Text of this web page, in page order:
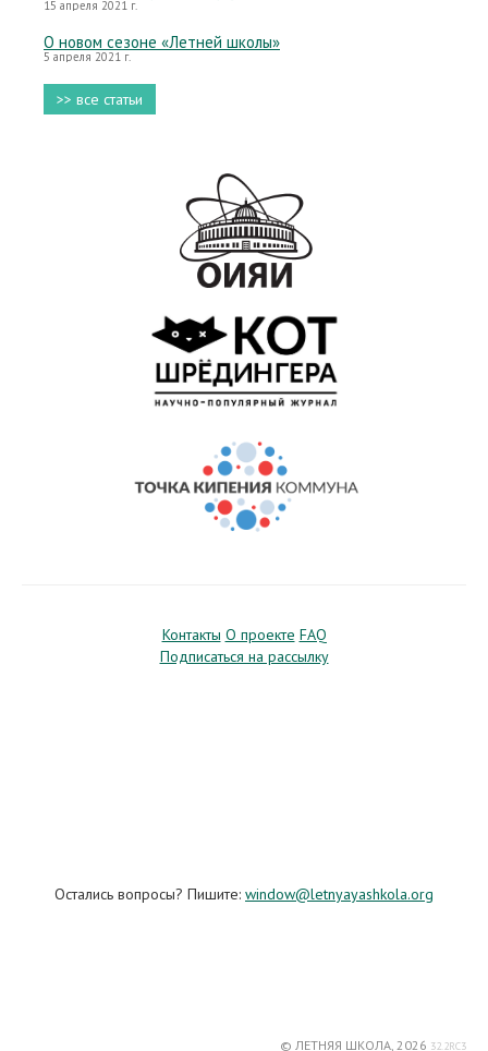
15 апреля 2021 г.
О новом сезоне «Летней школы»
5 апреля 2021 г.
>> все статьи
Контакты О проекте FAQ
Подписаться на рассылку
Остались вопросы? Пишите: window@letnyayashkola.org
© ЛЕТНЯЯ ШКОЛА, 2026 32.2RC3